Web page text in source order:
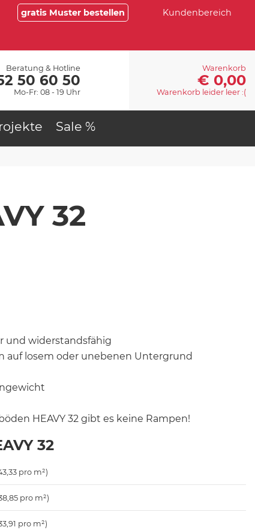
gratis Muster bestellen Kundenbereich
Beratung & Hotline
50 60 50
Mo-Fr: 08 - 19 Uhr
Warenkorb
€ 0,00
Warenkorb leider leer :(
Sale %
32
und widerstandsfähig
auf losem oder unebenen Untergrund
HEAVY 32 gibt es keine Rampen!
32
pro m²)
pro m²)
pro m²)